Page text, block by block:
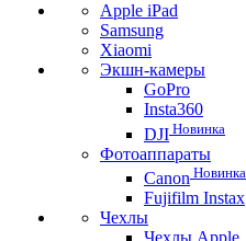
Apple iPad
Samsung
Xiaomi
Экшн-камеры
GoPro
Insta360
DJI Новинка
Фотоаппараты
Canon Новинка
Fujifilm Instax
Чехлы
Чехлы Apple